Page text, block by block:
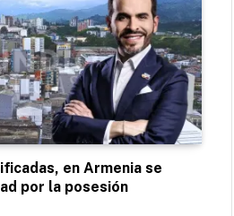
en Armenia se
por la posesión